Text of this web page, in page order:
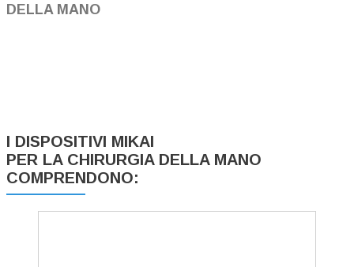
DELLA MANO
I DISPOSITIVI MIKAI
PER LA CHIRURGIA DELLA MANO
COMPRENDONO: